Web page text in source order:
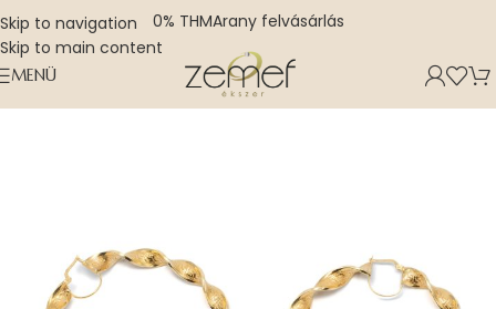
Skip to navigation
Skip to main content
0% THMArany felvásárlás
MENÜ